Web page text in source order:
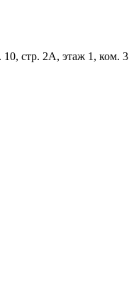
стр. 2А, этаж 1, ком. 3